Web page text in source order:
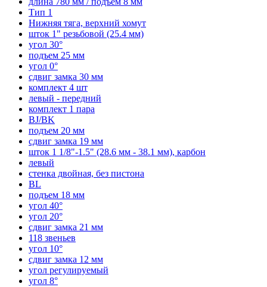
Тип 1
Нижняя тяга, верхний хомут
шток 1" резьбовой (25.4 мм)
угол 30°
подъем 25 мм
угол 0°
сдвиг замка 30 мм
комплект 4 шт
левый - передний
комплект 1 пара
BJ/BK
подъем 20 мм
сдвиг замка 19 мм
шток 1 1/8"-1.5" (28.6 мм - 38.1 мм), карбон
левый
стенка двойная, без пистона
BL
подъем 18 мм
угол 40°
угол 20°
сдвиг замка 21 мм
118 звеньев
угол 10°
сдвиг замка 12 мм
угол регулируемый
угол 8°